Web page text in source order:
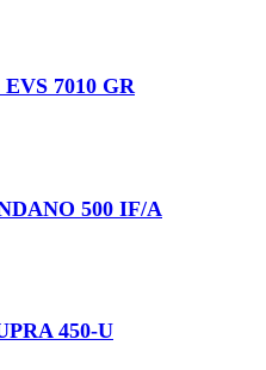
7010 GR
€.
500 IF/A
450-U